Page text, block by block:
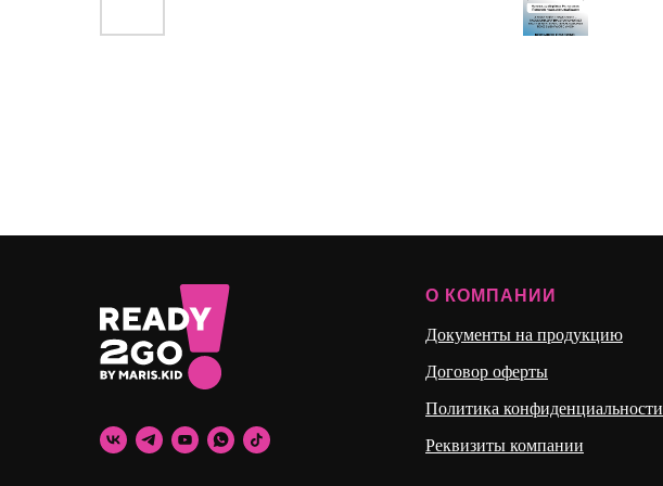
О КОМПАНИИ
Документы на продукцию
Договор оферты
Политика конфиденциальности
Реквизиты компании